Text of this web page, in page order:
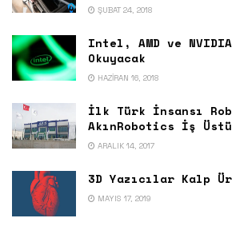
ŞUBAT 24, 2018
Intel, AMD ve
Okuyacak
HAZIRAN 16, 2018
İlk Türk İnsansı
AkınRobotics İş
ARALIK 14, 2017
3D Yazıcılar Kalp
MAYIS 17, 2019